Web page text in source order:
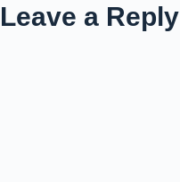
Leave a Reply